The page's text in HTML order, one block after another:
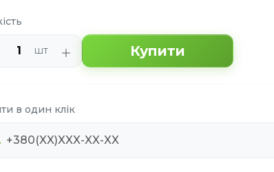
шт Купити
в один клік